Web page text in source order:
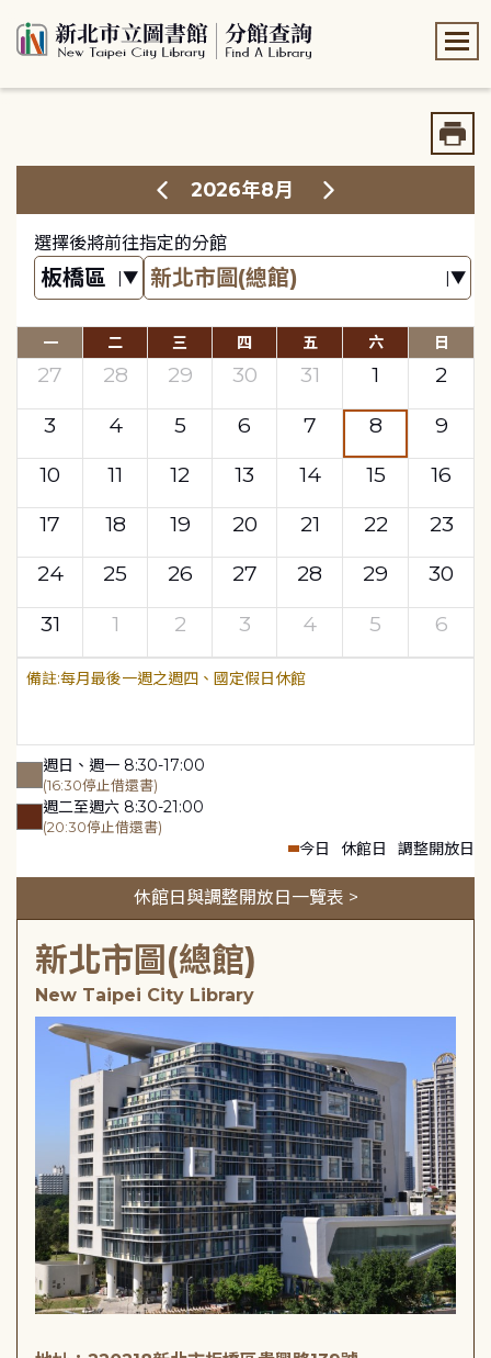
2026年8月
選擇後將前往指定的分館
一 二 三 四 五 六 日
27 28 29 30 31 1
2
3
4 5 6 7 8
9
10
11 12 13 14 15
16
17
18 19 20 21 22
23
24
25 26 27 28 29
30
31
1 2 3 4 5 6
每月最後一週之週四、國定假日休館
週日、週一 8:30-17:00
(16:30停止借還書)
週二至週六 8:30-21:00
(20:30停止借還書)
今日 休館日 調整開放日
休館日與調整開放日一覽表 >
新北市圖(總館)
New Taipei City Library